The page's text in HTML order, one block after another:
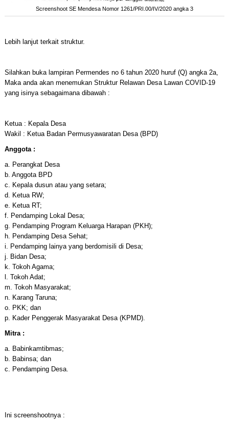
Screenshoot SE Mendesa Nomor 1261/PRI.00/IV/2020 angka 3
Lebih lanjut terkait struktur.
Silahkan buka lampiran Permendes no 6 tahun 2020 huruf (Q) angka 2a,
Maka anda akan menemukan Struktur Relawan Desa Lawan COVID-19
yang isinya sebagaimana dibawah :
Ketua : Kepala Desa
Wakil : Ketua Badan Permusyawaratan Desa (BPD)
Anggota :
a. Perangkat Desa
b. Anggota BPD
c. Kepala dusun atau yang setara;
d. Ketua RW;
e. Ketua RT;
f. Pendamping Lokal Desa;
g. Pendamping Program Keluarga Harapan (PKH);
h. Pendamping Desa Sehat;
i. Pendamping lainya yang berdomisili di Desa;
j. Bidan Desa;
k. Tokoh Agama;
l. Tokoh Adat;
m. Tokoh Masyarakat;
n. Karang Taruna;
o. PKK; dan
p. Kader Penggerak Masyarakat Desa (KPMD).
Mitra :
a. Babinkamtibmas;
b. Babinsa; dan
c. Pendamping Desa.
Ini screenshootnya :